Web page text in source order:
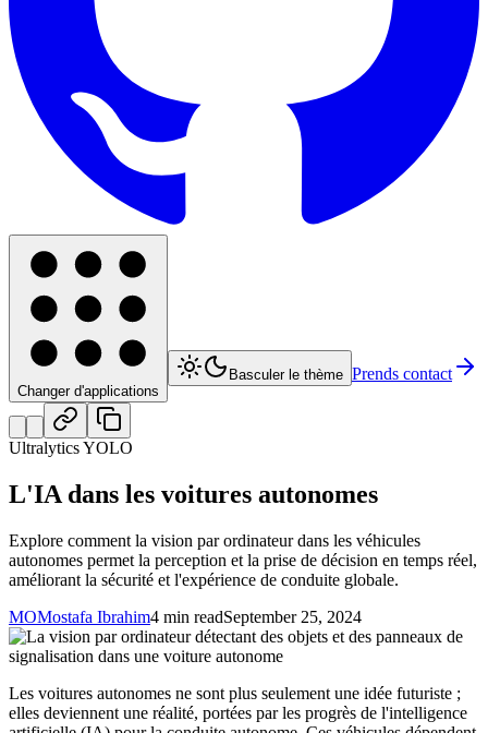
Changer d'applications
Basculer le thème Prends contact
Ultralytics YOLO
L'IA dans les voitures autonomes
Explore comment la vision par ordinateur dans les véhicules
autonomes permet la perception et la prise de décision en temps réel,
améliorant la sécurité et l'expérience de conduite globale.
MOMostafa Ibrahim4 min readSeptember 25, 2024
Les voitures autonomes ne sont plus seulement une idée futuriste ;
elles deviennent une réalité, portées par les progrès de l'intelligence